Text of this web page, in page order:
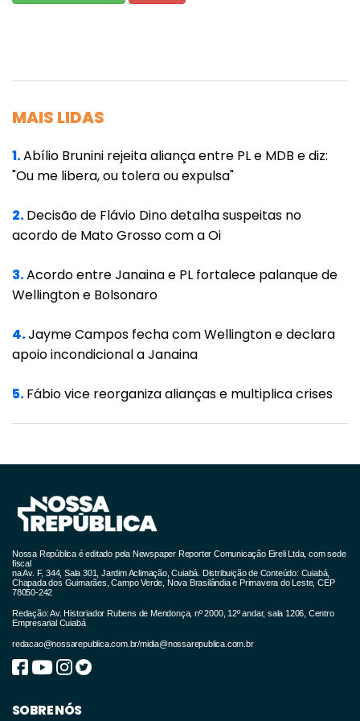
disparou ofensas ao ex-presidente do BC
um travessão, com braços e pés amarrados,
presidiu o BC de janeiro a fevereiro de 1999,
deveria ser forçado a "abrir a boca".
"Como é que pode um ex-presidente de
calado? É um imoral, um sem-vergonha. Ele
tinha que ir lá e contar a verdade. Por que o
"É um ladrão. Eu não posso falar outra coisa.
eu tenho imunidade [parlamentar], tá Ok?",
completou. A entrevista ao apresentador Jair
Em sequência de críticas a FHC, o então
"tentando abafar" a CPI e falou que o governo
dele era o "mais corrupto da história do
Brasil". "Você fica revoltado. É corrupção em
tudo quanto é lugar. É só sacanagem",
comentou.
MAIS LIDAS
1.Abílio Brunini rejeita aliança entre PL e MDB e diz:
"Ou me libera, ou tolera ou expulsa"
2.Decisão de Flávio Dino detalha suspeitas no
acordo de Mato Grosso com a Oi
3.Acordo entre Janaina e PL fortalece palanque de
Wellington e Bolsonaro
4.Jayme Campos fecha com Wellington e declara
apoio incondicional a Janaina
5.Fábio vice reorganiza alianças e multiplica crises
Nossa República é editado pela Newspaper Reporter Comunicação Eireli Ltda, com sede
fiscal
na Av. F, 344, Sala 301, Jardim Aclimação, Cuiabá. Distribuição de Conteúdo: Cuiabá,
Chapada dos Guimarães, Campo Verde, Nova Brasilândia e Primavera do Leste, CEP
78050-242
Redação: Av. Historiador Rubens de Mendonça, nº 2000, 12º andar, sala 1206, Centro
Empresarial Cuiabá
redacao@nossarepublica.com.br/midia@nossarepublica.com.br
SOBRE NÓS